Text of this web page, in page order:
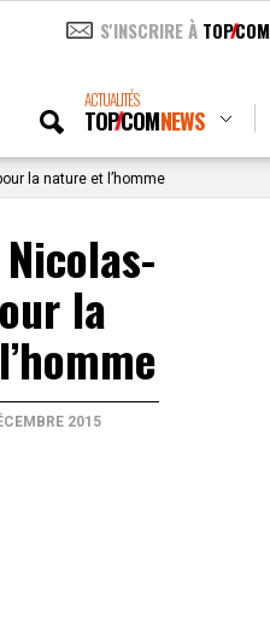
S'INSCRIRE À TOPCOM
ACTUALITÉS
TOPCOMNEWS
la nature et l’homme
la
2015